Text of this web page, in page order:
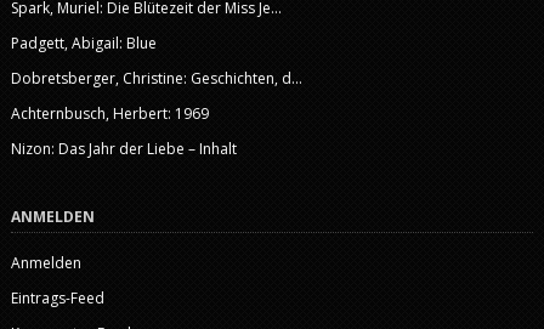
Spark, Muriel: Die Blütezeit der Miss Je...
Padgett, Abigail: Blue
Dobretsberger, Christine: Geschichten, d...
Achternbusch, Herbert: 1969
Nizon: Das Jahr der Liebe – Inhalt
ANMELDEN
Anmelden
Eintrags-Feed